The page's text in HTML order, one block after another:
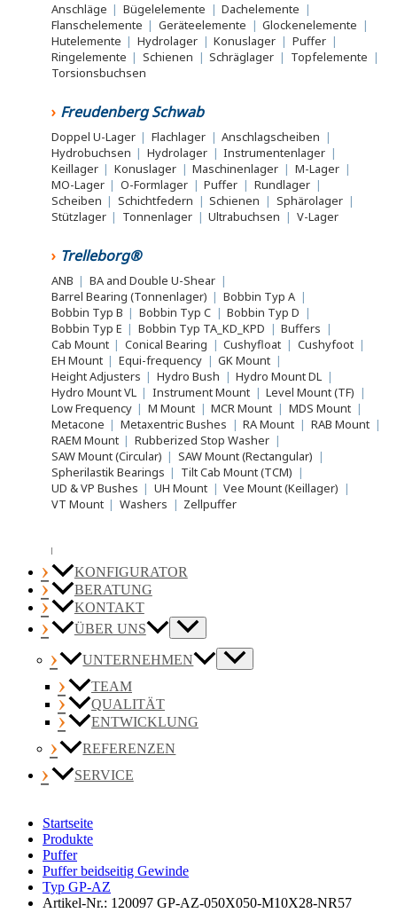
Anschläge | Bügelelemente | Dachelemente |
Flanschelemente | Geräteelemente | Glockenelemente |
Hutelemente | Hydrolager | Konuslager | Puffer |
Ringelemente | Schienen | Schräglager | Topfelemente |
Torsionsbuchsen
Freudenberg Schwab
Doppel U-Lager | Flachlager | Anschlagscheiben |
Hydrobuchsen | Hydrolager | Instrumentenlager |
Keillager | Konuslager | Maschinenlager | M-Lager |
MO-Lager | O-Formlager | Puffer | Rundlager |
Scheiben | Schichtfedern | Schienen | Sphärolager |
Stützlager | Tonnenlager | Ultrabuchsen | V-Lager
Trelleborg®
ANB | BA and Double U-Shear |
Barrel Bearing (Tonnenlager) | Bobbin Typ A |
Bobbin Typ B | Bobbin Typ C | Bobbin Typ D |
Bobbin Typ E | Bobbin Typ TA_KD_KPD | Buffers |
Cab Mount | Conical Bearing | Cushyfloat | Cushyfoot |
EH Mount | Equi-frequency | GK Mount |
Height Adjusters | Hydro Bush | Hydro Mount DL |
Hydro Mount VL | Instrument Mount | Level Mount (TF) |
Low Frequency | M Mount | MCR Mount | MDS Mount |
Metacone | Metaxentric Bushes | RA Mount | RAB Mount |
RAEM Mount | Rubberized Stop Washer |
SAW Mount (Circular) | SAW Mount (Rectangular) |
Spherilastik Bearings | Tilt Cab Mount (TCM) |
UD & VP Bushes | UH Mount | Vee Mount (Keillager) |
VT Mount | Washers | Zellpuffer
KONFIGURATOR
BERATUNG
KONTAKT
ÜBER UNS
UNTERNEHMEN
TEAM
QUALITÄT
ENTWICKLUNG
REFERENZEN
SERVICE
Startseite
Produkte
Puffer
Puffer beidseitig Gewinde
Typ GP-AZ
Artikel-Nr.: 120097 GP-AZ-050X050-M10X28-NR57